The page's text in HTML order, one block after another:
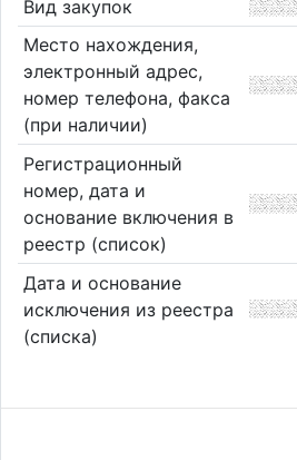
Вид закупок
Место нахождения,
электронный адрес,
номер телефона, факса
(при наличии)
Регистрационный
номер, дата и
основание включения в
реестр (список)
Дата и основание
исключения из реестра
(списка)